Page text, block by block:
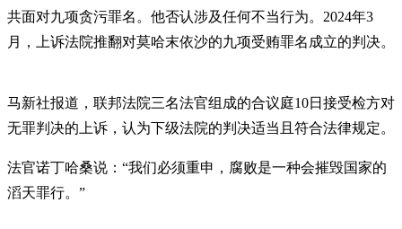
共面对九项贪污罪名。他否认涉及任何不当行为。2024年3
月，上诉法院推翻对莫哈末依沙的九项受贿罪名成立的判决。
马新社报道，联邦法院三名法官组成的合议庭10日接受检方对
无罪判决的上诉，认为下级法院的判决适当且符合法律规定。
法官诺丁哈桑说：“我们必须重申，腐败是一种会摧毁国家的
滔天罪行。”